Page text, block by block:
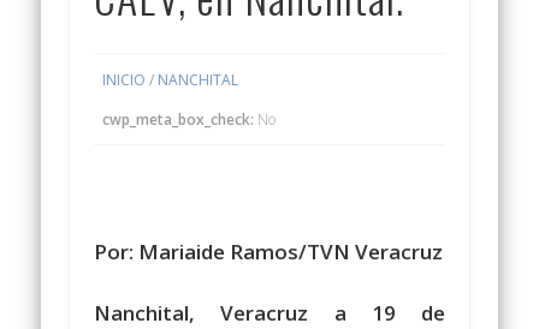
INICIO / NANCHITAL
cwp_meta_box_check: No
Por: Mariaide Ramos/TVN Veracruz
Nanchital, Veracruz a 19 de